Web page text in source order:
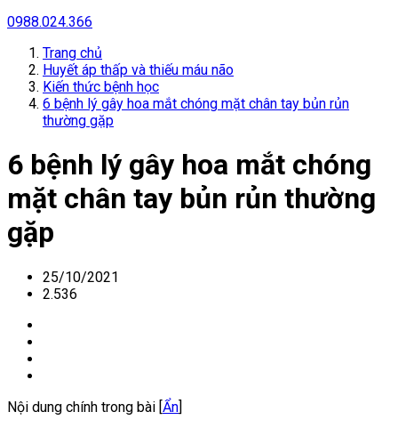
0988.024.366
Trang chủ
Huyết áp thấp và thiếu máu não
Kiến thức bệnh học
6 bệnh lý gây hoa mắt chóng mặt chân tay bủn rủn
thường gặp
6 bệnh lý gây hoa mắt chóng
mặt chân tay bủn rủn thường
gặp
25/10/2021
2.536
Nội dung chính trong bài [Ẩn]